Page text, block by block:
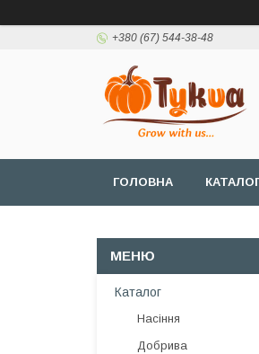
+380 (67) 544-38-48
ГОЛОВНА
Каталог
Насіння
Добрива